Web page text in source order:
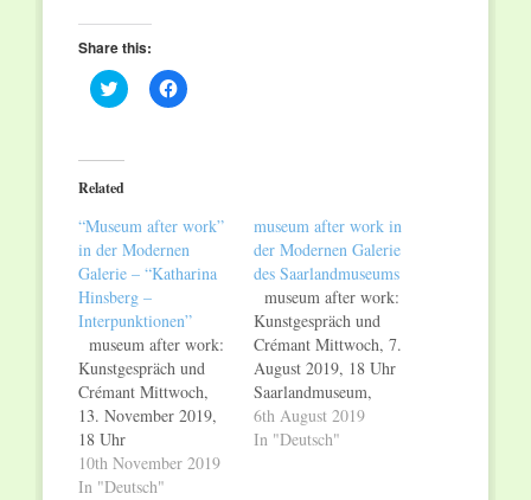
Share this:
Click
to
(Opens
in
new
Click
to
Related
“Museum after work”
in der Modernen
Galerie – “Katharina
Hinsberg –
Interpunktionen”
museum after work:
Kunstgespräch und
Crémant Mittwoch,
13. November 2019,
18 Uhr
Saarlandmuseum,
Moderne Galerie
10th November 2019
In "Deutsch"
museum after work in
der Modernen Galerie
des Saarlandmuseums
museum after work:
Kunstgespräch und
Crémant Mittwoch, 7.
August 2019, 18 Uhr
Saarlandmuseum,
Moderne Galerie
„Katharina Hinsberg –
6th August 2019
In "Deutsch"